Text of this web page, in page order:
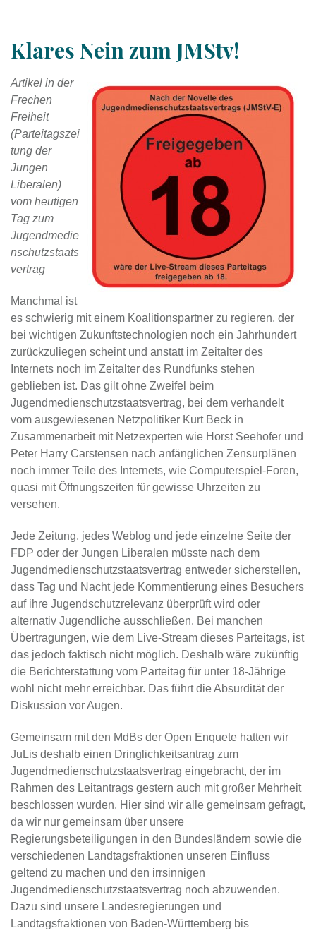
Klares Nein zum JMStv!
Artikel in der
Frechen
Freiheit
(Parteitagszei
tung der
Jungen
Liberalen)
vom heutigen
Tag zum
Jugendmedie
nschutzstaats
vertrag
Manchmal ist
es schwierig mit einem Koalitionspartner zu regieren, der
bei wichtigen Zukunftstechnologien noch ein Jahrhundert
zurückzuliegen scheint und anstatt im Zeitalter des
Internets noch im Zeitalter des Rundfunks stehen
geblieben ist. Das gilt ohne Zweifel beim
Jugendmedienschutzstaatsvertrag, bei dem verhandelt
vom ausgewiesenen Netzpolitiker Kurt Beck in
Zusammenarbeit mit Netzexperten wie Horst Seehofer und
Peter Harry Carstensen nach anfänglichen Zensurplänen
noch immer Teile des Internets, wie Computerspiel-Foren,
quasi mit Öffnungszeiten für gewisse Uhrzeiten zu
versehen.
Jede Zeitung, jedes Weblog und jede einzelne Seite der
FDP oder der Jungen Liberalen müsste nach dem
Jugendmedienschutzstaatsvertrag entweder sicherstellen,
dass Tag und Nacht jede Kommentierung eines Besuchers
auf ihre Jugendschutzrelevanz überprüft wird oder
alternativ Jugendliche ausschließen. Bei manchen
Übertragungen, wie dem Live-Stream dieses Parteitags, ist
das jedoch faktisch nicht möglich. Deshalb wäre zukünftig
die Berichterstattung vom Parteitag für unter 18-Jährige
wohl nicht mehr erreichbar. Das führt die Absurdität der
Diskussion vor Augen.
Gemeinsam mit den MdBs der Open Enquete hatten wir
JuLis deshalb einen Dringlichkeitsantrag zum
Jugendmedienschutzstaatsvertrag eingebracht, der im
Rahmen des Leitantrags gestern auch mit großer Mehrheit
beschlossen wurden. Hier sind wir alle gemeinsam gefragt,
da wir nur gemeinsam über unsere
Regierungsbeteiligungen in den Bundesländern sowie die
verschiedenen Landtagsfraktionen unseren Einfluss
geltend zu machen und den irrsinnigen
Jugendmedienschutzstaatsvertrag noch abzuwenden.
Dazu sind unsere Landesregierungen und
Landtagsfraktionen von Baden-Württemberg bis